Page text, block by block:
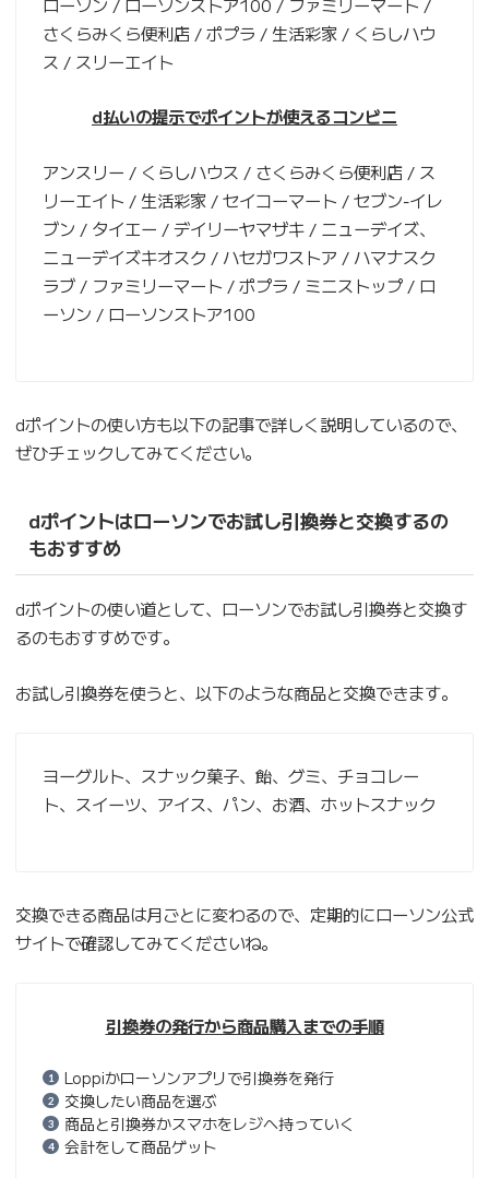
さくらみくら便利店 / ポプラ / 生活彩家 / くらしハウ
ス / スリーエイト
d払いの提示でポイントが使えるコンビニ
アンスリー / くらしハウス / さくらみくら便利店 / ス
リーエイト / 生活彩家 / セイコーマート / セブン‐イレ
ブン / タイエー / デイリーヤマザキ / ニューデイズ、
ニューデイズキオスク / ハセガワストア / ハマナスク
ラブ / ファミリーマート / ポプラ / ミニストップ / ロ
ーソン / ローソンストア100
dポイントの使い方も以下の記事で詳しく説明しているので、
ぜひチェックしてみてください。
dポイントはローソンでお試し引換券と交換するの
もおすすめ
dポイントの使い道として、ローソンでお試し引換券と交換す
るのもおすすめです。
お試し引換券を使うと、以下のような商品と交換できます。
ヨーグルト、スナック菓子、飴、グミ、チョコレー
ト、スイーツ、アイス、パン、お酒、ホットスナック
交換できる商品は月ごとに変わるので、定期的にローソン公式
サイトで確認してみてくださいね。
引換券の発行から商品購入までの手順
Loppiかローソンアプリで引換券を発行
交換したい商品を選ぶ
商品と引換券かスマホをレジへ持っていく
会計をして商品ゲット